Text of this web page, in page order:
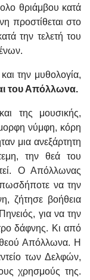
θριάμβου κατά
προστίθεται στο
την τελετή του
την μυθολογία,
του Απόλλωνα.
της μουσικής,
νύμφη, κόρη
μια ανεξάρτητη
την θεά του
Ο Απόλλωνας
να την
ζήτησε βοήθεια
για να την
δάφνης. Κι από
θεού Απόλλωνα. Η
των Δελφών,
χρησμούς της.